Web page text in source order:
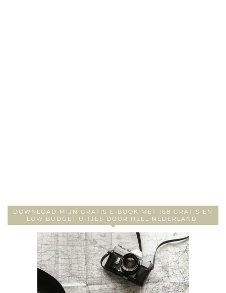
DOWNLOAD MIJN GRATIS E-BOOK MET 168 GRATIS EN
LOW BUDGET UITJES DOOR HEEL NEDERLAND!